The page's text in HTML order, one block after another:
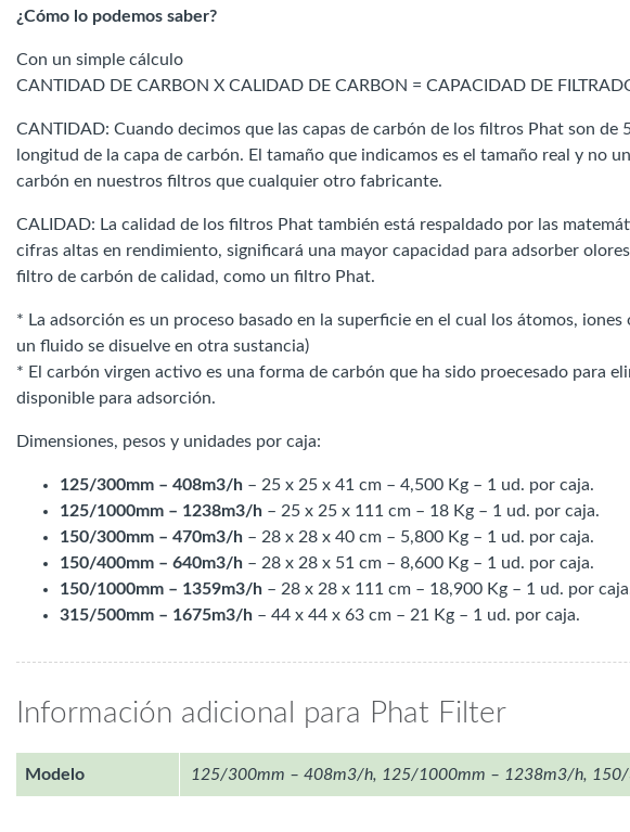
¿Cómo lo podemos saber?
Con un simple cálculo
CANTIDAD DE CARBON X CALIDAD DE CARBON = CAPACIDAD DE
CANTIDAD: Cuando decimos que las capas de carbón de los filtros Phat son
longitud de la capa de carbón. El tamaño que indicamos es el tamaño real y no
carbón en nuestros filtros que cualquier otro fabricante.
CALIDAD: La calidad de los filtros Phat también está respaldado por las
cifras altas en rendimiento, significará una mayor capacidad para adsorber
filtro de carbón de calidad, como un filtro Phat.
* La adsorción es un proceso basado en la superficie en el cual los átomos,
un fluido se disuelve en otra sustancia)
* El carbón virgen activo es una forma de carbón que ha sido proecesado para
disponible para adsorción.
Dimensiones, pesos y unidades por caja:
125/300mm – 408m3/h – 25 x 25 x 41 cm – 4,500 Kg – 1 ud. por caja.
125/1000mm – 1238m3/h – 25 x 25 x 111 cm – 18 Kg – 1 ud. por caja.
150/300mm – 470m3/h – 28 x 28 x 40 cm – 5,800 Kg – 1 ud. por caja.
150/400mm – 640m3/h – 28 x 28 x 51 cm – 8,600 Kg – 1 ud. por caja.
150/1000mm – 1359m3/h – 28 x 28 x 111 cm – 18,900 Kg – 1 ud. por
315/500mm – 1675m3/h – 44 x 44 x 63 cm – 21 Kg – 1 ud. por caja.
Información adicional para Phat Filter
Modelo 125/300mm – 408m3/h, 125/1000mm – 1238m3/h,